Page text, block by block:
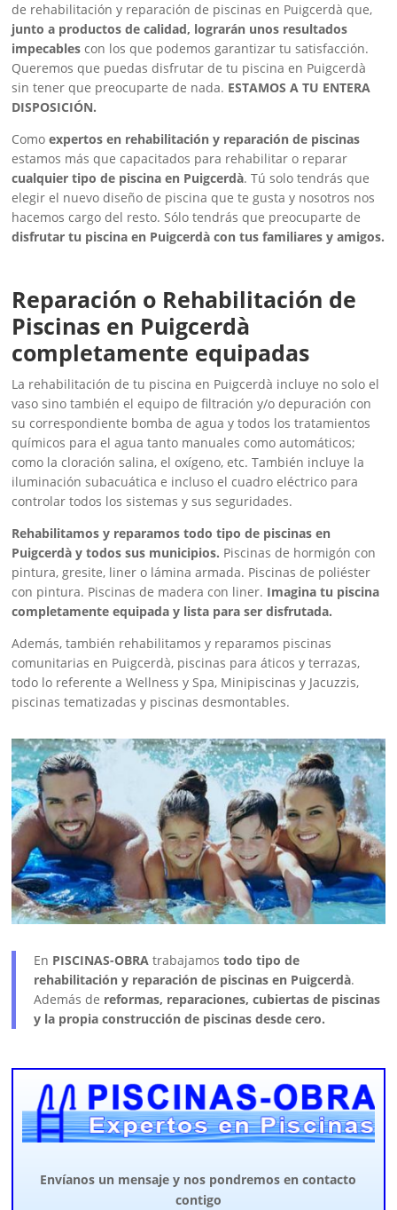
de rehabilitación y reparación de piscinas en Puigcerdà que,
junto a productos de calidad, lograrán unos resultados
impecables con los que podemos garantizar tu satisfacción.
Queremos que puedas disfrutar de tu piscina en Puigcerdà
sin tener que preocuparte de nada. ESTAMOS A TU ENTERA
DISPOSICIÓN.
Comoexpertos en rehabilitación y reparación de piscinas
estamos más que capacitados para rehabilitar o reparar
cualquier tipo de piscina en Puigcerdà. Tú solo tendrás que
elegir el nuevo diseño de piscina que te gusta y nosotros nos
hacemos cargo del resto. Sólo tendrás que preocuparte de
disfrutar tu piscina en Puigcerdà con tus familiares y amigos.
Reparación o Rehabilitación de
Piscinas en Puigcerdà
completamente equipadas
La rehabilitación de tu piscina en Puigcerdà incluye no solo el
vaso sino también el equipo de filtración y/o depuración con
su correspondiente bomba de agua y todos los tratamientos
químicos para el agua tanto manuales como automáticos;
como la cloración salina, el oxígeno, etc. También incluye la
iluminación subacuática e incluso el cuadro eléctrico para
controlar todos los sistemas y sus seguridades.
Rehabilitamos y reparamos todo tipo de piscinas en
Puigcerdà y todos sus municipios. Piscinas de hormigón con
pintura, gresite, liner o lámina armada. Piscinas de poliéster
con pintura. Piscinas de madera con liner. Imagina tu piscina
completamente equipada y lista para ser disfrutada.
Además, también rehabilitamos y reparamos piscinas
comunitarias en Puigcerdà, piscinas para áticos y terrazas,
todo lo referente a Wellness y Spa, Minipiscinas y Jacuzzis,
piscinas tematizadas y piscinas desmontables.
En PISCINAS-OBRA trabajamostodo tipo de
rehabilitación y reparación de piscinas en Puigcerdà.
Además de reformas, reparaciones, cubiertas de piscinas
y la propia construcción de piscinas desde cero.
Envíanos un mensaje y nos pondremos en contacto
contigo